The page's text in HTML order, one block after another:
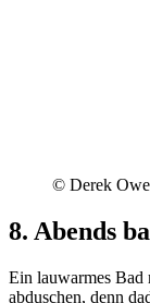
© Derek
8. Abends
Ein lauwarmes
abduschen, denn